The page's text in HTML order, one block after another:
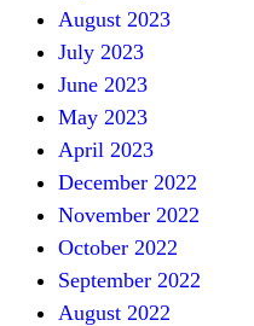
August 2023
July 2023
June 2023
May 2023
April 2023
December 2022
November 2022
October 2022
September 2022
August 2022